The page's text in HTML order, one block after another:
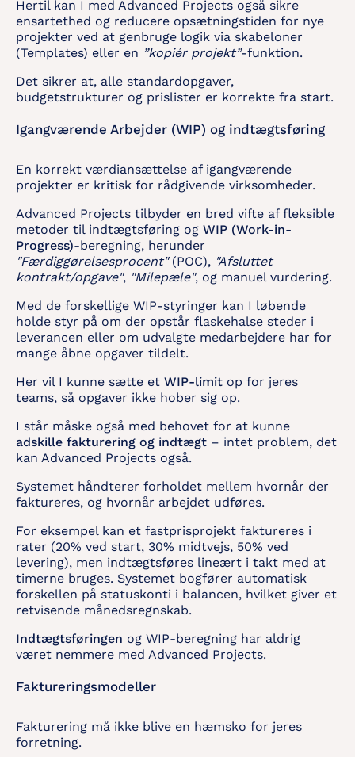
Hertil kan I med Advanced Projects også sikre
ensartethed og reducere opsætningstiden for nye
projekter ved at genbruge logik via skabeloner
(Templates) eller en ”kopiér projekt”-funktion.
Det sikrer at, alle standardopgaver,
budgetstrukturer og prislister er korrekte fra start.
Igangværende Arbejder (WIP) og indtægtsføring
En korrekt værdiansættelse af igangværende
projekter er kritisk for rådgivende virksomheder.
Advanced Projects tilbyder en bred vifte af fleksible
metoder til indtægtsføring og WIP (Work-in-
Progress)-beregning, herunder
"Færdiggørelsesprocent"(POC), "Afsluttet
kontrakt/opgave", "Milepæle", og manuel vurdering.
Med de forskellige WIP-styringer kan I løbende
holde styr på om der opstår flaskehalse steder i
leverancen eller om udvalgte medarbejdere har for
mange åbne opgaver tildelt.
Her vil I kunne sætte et WIP-limit op for jeres
teams, så opgaver ikke hober sig op.
I står måske også med behovet for at kunne
adskille fakturering og indtægt – intet problem, det
kan Advanced Projects også.
Systemet håndterer forholdet mellem hvornår der
faktureres, og hvornår arbejdet udføres.
For eksempel kan et fastprisprojekt faktureres i
rater (20% ved start, 30% midtvejs, 50% ved
levering), men indtægtsføres lineært i takt med at
timerne bruges. Systemet bogfører automatisk
forskellen på statuskonti i balancen, hvilket giver et
retvisende månedsregnskab.
Indtægtsføringen og WIP-beregning har aldrig
været nemmere med Advanced Projects.
Faktureringsmodeller
Fakturering må ikke blive en hæmsko for jeres
forretning.